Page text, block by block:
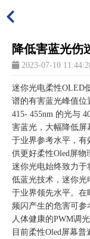
降低害蓝光伤
2023-07-10
迷你光电柔性OLED
谱的有害蓝光峰值
415- 455nm 的光与
害蓝光，大幅降低屏
于业界参考水平，有
供更好柔性Oled屏物
迷你光电始终致力于
低蓝光技术，迷你光
于业界领先水平。
频闪产生的危害可参
人体健康的PWM调
目前柔性Oled屏幕